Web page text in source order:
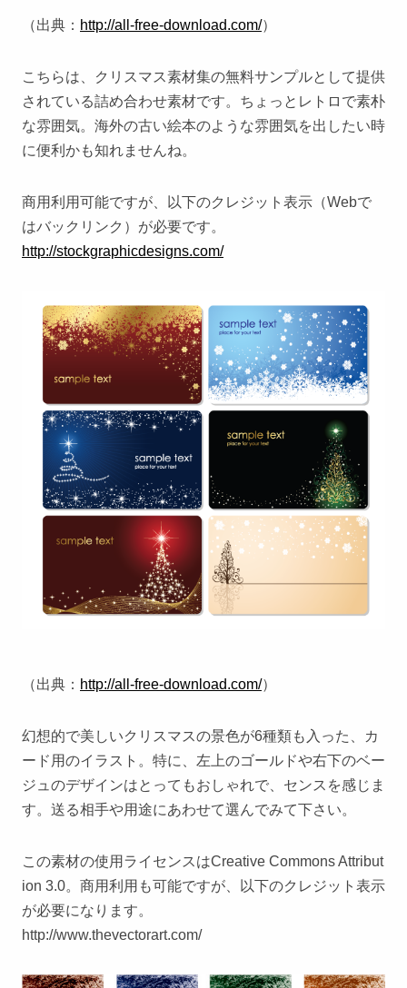
（出典： http://all-free-download.com/）
こちらは、クリスマス素材集の無料サンプルとして提供
されている詰め合わせ素材です。ちょっとレトロで素朴
な雰囲気。海外の古い絵本のような雰囲気を出したい時
に便利かも知れませんね。
商用利用可能ですが、以下のクレジット表示（Webで
はバックリンク）が必要です。
http://stockgraphicdesigns.com/
（出典： http://all-free-download.com/）
幻想的で美しいクリスマスの景色が6種類も入った、カ
ード用のイラスト。特に、左上のゴールドや右下のベー
ジュのデザインはとってもおしゃれで、センスを感じま
す。送る相手や用途にあわせて選んでみて下さい。
この素材の使用ライセンスはCreative Commons Attribut
ion 3.0。商用利用も可能ですが、以下のクレジット表示
が必要になります。
http://www.thevectorart.com/